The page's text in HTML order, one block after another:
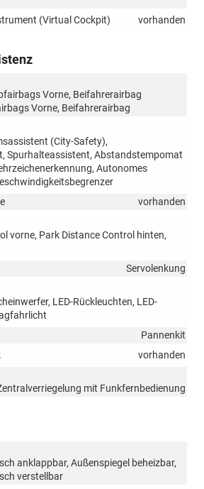
(Virtual Cockpit)
vorhanden
Vorne, Beifahrerairbag
Vorne, Beifahrerairbag
(City-Safety),
Spurhalteassistent, Abstandstempomat
Autonomes
vorhanden
vorne, Park Distance Control hinten,
Servolenkung
LED-Rückleuchten, LED-
Pannenkit
vorhanden
mit Funkfernbedienung
anklappbar, Außenspiegel beheizbar,
verstellbar